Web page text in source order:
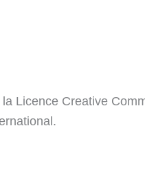
Licence Creative